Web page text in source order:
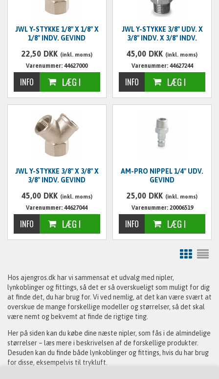
JWL Y-STYKKE 1/8" X 1/8" X
1/8" INDV. GEVIND
22,50 DKK (inkl. moms)
Varenummer: 44627000
JWL Y-STYKKE 3/8" UDV. X
3/8" INDV. X 3/8" INDV.
45,00 DKK (inkl. moms)
Varenummer: 44627244
JWL Y-STYKKE 3/8" X 3/8" X
3/8" INDV. GEVIND
45,00 DKK (inkl. moms)
Varenummer: 44627044
AM-PRO NIPPEL 1/4" UDV.
GEVIND
25,00 DKK (inkl. moms)
Varenummer: 20006519
Hos ajengros.dk har vi sammensat et udvalg med nipler,
lynkoblinger og fittings, så det er så overskueligt som muligt for dig
at finde det, du har brug for. Vi ved nemlig, at det kan være svært at
overskue de mange forskellige modeller og størrelser, så det skal
være nemt og bekvemt at finde de rigtige ting.
Her på siden kan du købe dine næste nipler, som fås i de almindelige
størrelser – læs mere i beskrivelsen af de forskellige produkter.
Desuden kan du finde både lynkoblinger og fittings, hvis du har brug
for disse, eksempelvis til trykluft.